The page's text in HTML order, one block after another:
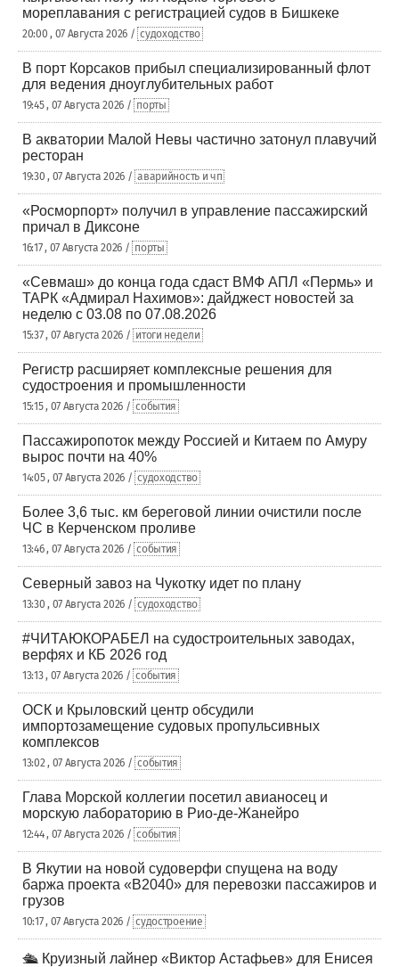
мореплавания с регистрацией судов в Бишкеке
20:00 , 07 Августа 2026 / судоходство
В порт Корсаков прибыл специализированный флот
для ведения дноуглубительных работ
19:45 , 07 Августа 2026 / порты
В акватории Малой Невы частично затонул плавучий
ресторан
19:30 , 07 Августа 2026 / аварийность и чп
«Росморпорт» получил в управление пассажирский
причал в Диксоне
16:17 , 07 Августа 2026 / порты
«Севмаш» до конца года сдаст ВМФ АПЛ «Пермь» и
ТАРК «Адмирал Нахимов»: дайджест новостей за
неделю с 03.08 по 07.08.2026
15:37 , 07 Августа 2026 / итоги недели
Регистр расширяет комплексные решения для
судостроения и промышленности
15:15 , 07 Августа 2026 / события
Пассажиропоток между Россией и Китаем по Амуру
вырос почти на 40%
14:05 , 07 Августа 2026 / судоходство
Более 3,6 тыс. км береговой линии очистили после
ЧС в Керченском проливе
13:46 , 07 Августа 2026 / события
Северный завоз на Чукотку идет по плану
13:30 , 07 Августа 2026 / судоходство
#ЧИТАЮКОРАБЕЛ на судостроительных заводах,
верфях и КБ 2026 год
13:13 , 07 Августа 2026 / события
ОСК и Крыловский центр обсудили
импортозамещение судовых пропульсивных
комплексов
13:02 , 07 Августа 2026 / события
Глава Морской коллегии посетил авианосец и
морскую лабораторию в Рио-де-Жанейро
12:44 , 07 Августа 2026 / события
В Якутии на новой судоверфи спущена на воду
баржа проекта «В2040» для перевозки пассажиров и
грузов
10:17 , 07 Августа 2026 / судостроение
🛳️ Круизный лайнер «Виктор Астафьев» для Енисея